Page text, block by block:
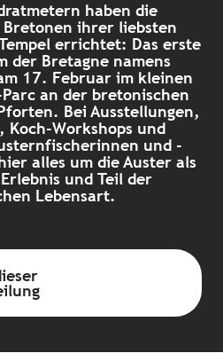
haben die
ihrer liebsten
errichtet: Das erste
der Bretagne namens
17. Februar im kleinen
an der bretonischen
Bei Ausstellungen,
Koch-Workshops und
und -
alles um die Auster als
und Teil der
Lebensart.